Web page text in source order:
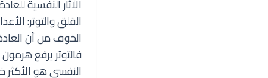
الآثار النفسية
القلق والتوتر:
الخوف من أن
فالتوتر يرفع
النفسي هو الأكثر